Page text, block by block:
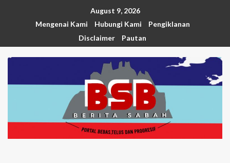
August 9, 2026
Mengenai Kami
Hubungi Kami
Pengiklanan
Disclaimer
Pautan